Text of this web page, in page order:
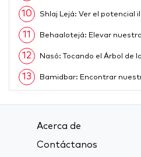
10 Shlaj Lejá: Ver el potencial
11 Behaalotejá: Elevar
12 Nasó: Tocando el Árbol de
13 Bamidbar: Encontrar
Emor: Cómo sobrepasar
Acerca de
Contáctanos